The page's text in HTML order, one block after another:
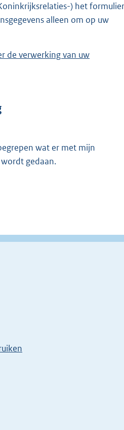
) het
alleen om op uw
uw
wat er met mijn
gedaan.